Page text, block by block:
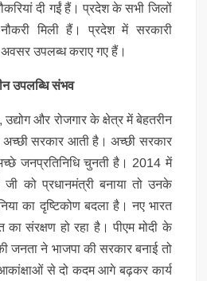
दी गईं हैं। प्रदेश के सभी जिलों
मिली हैं। प्रदेश में सरकारी
अवसर उपलब्ध कराए गए हैं।
उपलब्धि संभव
और रोजगार के क्षेत्र में बेहतरीन
सरकार आती है। अच्छी सरकार
जनप्रतिनिधि चुनती है। 2014 में
को प्रधानमंत्री बनाया तो उनके
का दृष्टिकोण बदला है। नए भारत
संरक्षण हो रहा है। पीएम मोदी के
जनता ने भाजपा की सरकार बनाई तो
से दो कदम आगे बढ़कर कार्य